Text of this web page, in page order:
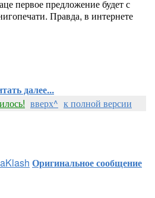
первое предложение будет с
Правда, в интернете
далее...
вверх^ к полной версии
Оригинальное сообщение